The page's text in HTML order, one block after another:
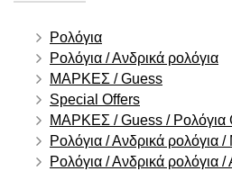
Ρολόγια
Ρολόγια / Ανδρικά ρολόγια
ΜΑΡΚΕΣ / Guess
Special Offers
ΜΑΡΚΕΣ / Guess / Ρολόγια
Ρολόγια / Ανδρικά ρολόγια
Ρολόγια / Ανδρικά ρολόγια /